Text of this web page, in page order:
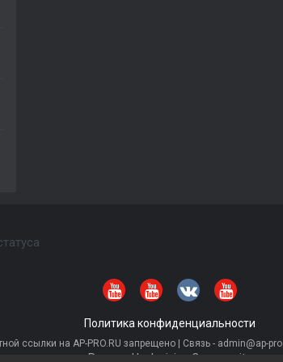
Политика конфиденциальности
ссылки на AP-PRO.RU запрещено | Связь - admin@ap-
Powered by Invision Community